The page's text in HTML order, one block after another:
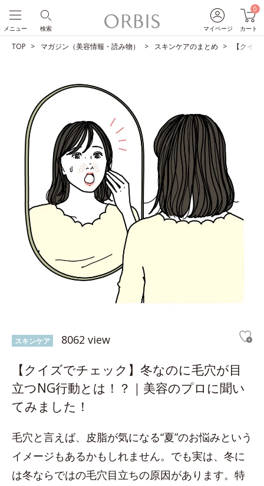
マイページ
0
カート
検索
メニュー
TOP マガジン（美容情報・読み物） スキンケアのまとめ 【クイ
スキンケア 8062 view
【クイズでチェック】冬なのに毛穴が目
立つNG行動とは！？｜美容のプロに聞い
てみました！
毛穴と言えば、皮脂が気になる“夏”のお悩みという
イメージもあるかもしれません。でも実は、冬に
は冬ならではの毛穴目立ちの原因があります。特